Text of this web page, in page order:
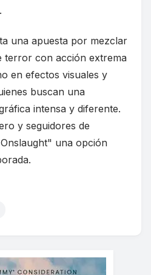
una apuesta por mezclar
terror con acción extrema
en efectos visuales y
buscan una
intensa y diferente.
y seguidores de
una opción